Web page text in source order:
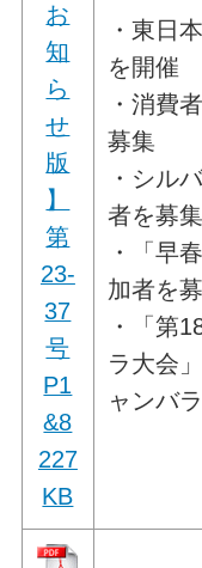
お
知
ら
せ
版
】
第
23-
37
号
P1
&8
227
KB
・東日
を開催
・消費
募集
・シル
者を募集
・「早
加者を
・「第
ラ大会
ャンバ